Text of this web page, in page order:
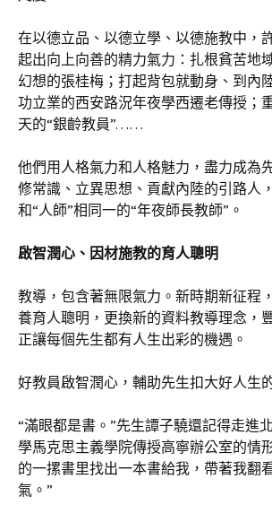
在以德立品、以德立學、以德施教中，
起出向上向善的精力氣力：扎根貧苦地
幻想的張桂梅；打起背包就動身、到內
功立業的西安路況年夜學西遷老傳授；
天的“銀齡教員”……
他們用人格氣力和人格魅力，盡力成為
修常識、立異思想、貢獻內陸的引路人
和“人師”相同一的“年夜師長教師”。
啟智潤心、因材施教的育人聰明
教導，包含著無限氣力。新時期新征程
養育人聰明，更換新的資料教導理念，
正讓每個先生都有人生出彩的機遇。
好教員啟智潤心，輔助先生扣大好人生
“滿眼都是書。”先生譚子驍還記得走進
學馬克思主義學院傳授高寧辦公室的情
的一摞書里找出一本書給我，帶著我翻
氣。”